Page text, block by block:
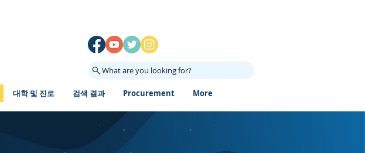
What are you looking for?
대학 및 진로 검색 결과 Procurement More